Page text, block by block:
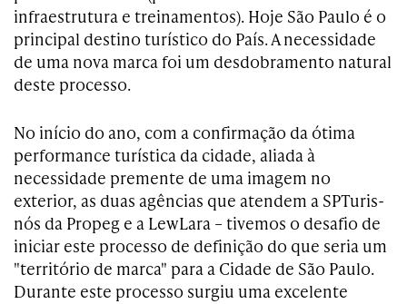
infraestrutura e treinamentos). Hoje São Paulo é o
principal destino turístico do País. A necessidade
de uma nova marca foi um desdobramento natural
deste processo.
No início do ano, com a confirmação da ótima
performance turística da cidade, aliada à
necessidade premente de uma imagem no
exterior, as duas agências que atendem a SPTuris-
nós da Propeg e a LewLara – tivemos o desafio de
iniciar este processo de definição do que seria um
"território de marca" para a Cidade de São Paulo.
Durante este processo surgiu uma excelente